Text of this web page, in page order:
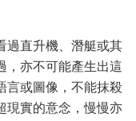
過直升機、潛艇或其
，亦不可能產生出這
言或圖像，不能抹殺
現實的意念，慢慢亦